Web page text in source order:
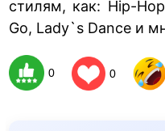
стилям, как: Hip-
Go, Lady`s Dance и
0 0